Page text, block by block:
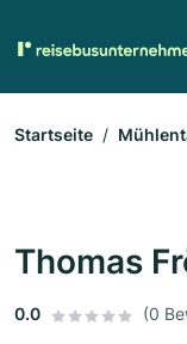
Startseite
Thomas
0.0 (0